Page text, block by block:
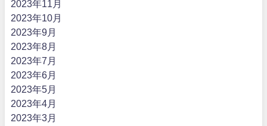
2023年11月
2023年10月
2023年9月
2023年8月
2023年7月
2023年6月
2023年5月
2023年4月
2023年3月